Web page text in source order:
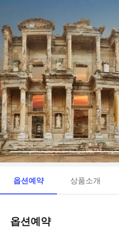
옵션예약 상품소개
옵션예약